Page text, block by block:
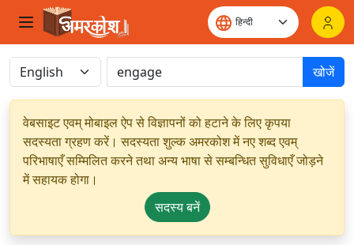
खोजें
वेबसाइट एवम् मोबाइल ऐप से विज्ञापनों को हटाने के लिए कृपया
सदस्यता ग्रहण करें। सदस्यता शुल्क अमरकोश में नए शब्द एवम्
परिभाषाएँ सम्मिलित करने तथा अन्य भाषा से सम्बन्धित सुविधाएँ जोड़ने
में सहायक होगा।
सदस्य बनें